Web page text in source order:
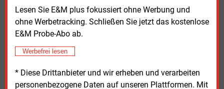
Lesen Sie E&M plus fokussiert ohne Werbung und
ohne Werbetracking. Schließen Sie jetzt das kostenlose
E&M Probe-Abo ab.
Werbefrei lesen
* Diese Drittanbieter und wir erheben und verarbeiten
personenbezogene Daten auf unseren Plattformen. Mit
Der Entwurf derMethode für Infrastrukturgebiete
steht im Internet bereit.
Dienstag, 31.03.2026, 13:44 Uhr
Susanne Harmsen
© 2026 Energie & Management GmbH